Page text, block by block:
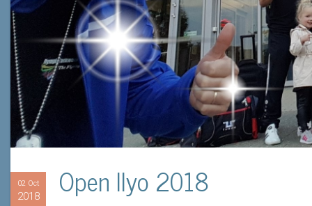
02 Oct
2018 Open Ilyo 2018